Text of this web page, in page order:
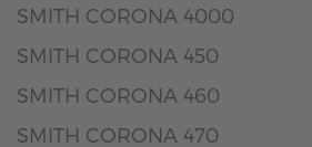
SMITH CORONA 4000
SMITH CORONA 450
SMITH CORONA 460
SMITH CORONA 470